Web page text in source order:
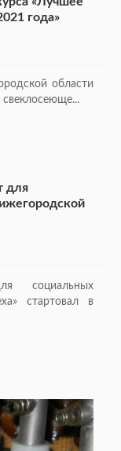
года»
области
свеклосеюще...
для
социальных
стартовал в